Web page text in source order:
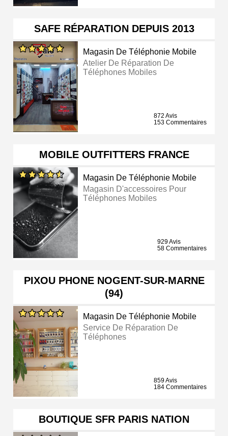
SAFE RÉPARATION DEPUIS 2013
Magasin De Téléphonie Mobile
Atelier De Réparation De
Téléphones Mobiles
872 Avis
153 Commentaires
MOBILE OUTFITTERS FRANCE
Magasin De Téléphonie Mobile
Magasin D'accessoires Pour
Téléphones Mobiles
929 Avis
58 Commentaires
PIXOU PHONE NOGENT-SUR-MARNE
(94)
Magasin De Téléphonie Mobile
Service De Réparation De
Téléphones
859 Avis
184 Commentaires
BOUTIQUE SFR PARIS NATION